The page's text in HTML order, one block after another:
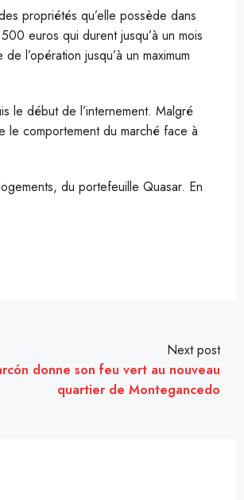
propriétés qu’elle possède dans
euros qui durent jusqu’à un mois
l’opération jusqu’à un maximum
le début de l’internement. Malgré
comportement du marché face à
du portefeuille Quasar. En
Next post
donne son feu vert au nouveau
quartier de Montegancedo